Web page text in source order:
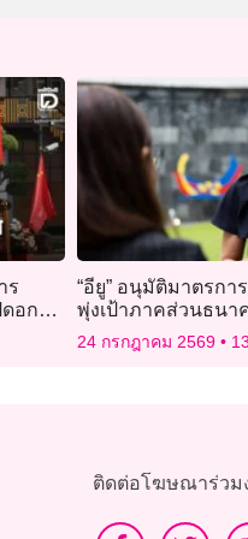
ร
อกปม
“อียู” อนุมัติมาตรก
พุ่งเป้าภาคส่วนธนา
24 กรกฎาคม 2569
ติดต่อโฆษณาร่วม